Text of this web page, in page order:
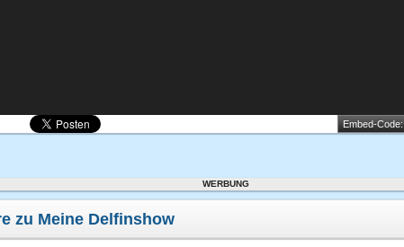
Embed-Code:
WERBUNG
zu Meine Delfinshow